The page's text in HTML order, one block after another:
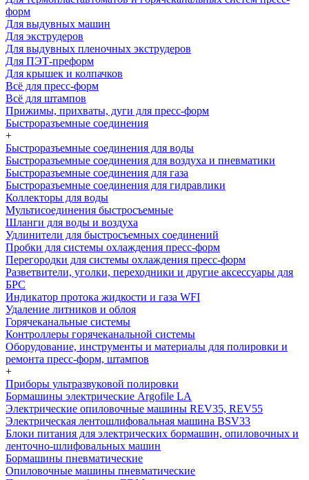
форм
Для выдувных машин
Для экструдеров
Для выдувных пленочных экструдеров
Для ПЭТ-преформ
Для крышек и колпачков
Всё для пресс-форм
Всё для штампов
Прижимы, прихваты, дуги для пресс-форм
Быстроразъемные соединения
+
Быстроразъемные соединения для воды
Быстроразъемные соединения для воздуха и пневматики
Быстроразъемные соединения для газа
Быстроразъемные соединения для гидравлики
Коллекторы для воды
Мультисоединения быстросъемные
Шланги для воды и воздуха
Удлинители для быстросъемных соединений
Пробки для системы охлаждения пресс-форм
Перегородки для системы охлаждения пресс-форм
Разветвители, уголки, переходники и другие аксессуары для
БРС
Индикатор протока жидкости и газа WFI
Удаление литников и облоя
Горячеканальные системы
Контроллеры горячеканальной системы
Оборудование, инструменты и материалы для полировки и
ремонта пресс-форм, штампов
+
Приборы ультразвуковой полировки
Бормашины электрические Argofile LA
Электрические опиловочные машины REV35, REV55
Электрическая лентошлифовальная машина BSV33
Блоки питания для электрических бормашин, опиловочных и
ленточно-шлифовальных машин
Бормашины пневматические
Опиловочные машины пневматические